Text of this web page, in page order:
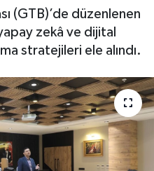
(GTB)’de düzenlenen
zekâ ve dijital
stratejileri ele alındı.